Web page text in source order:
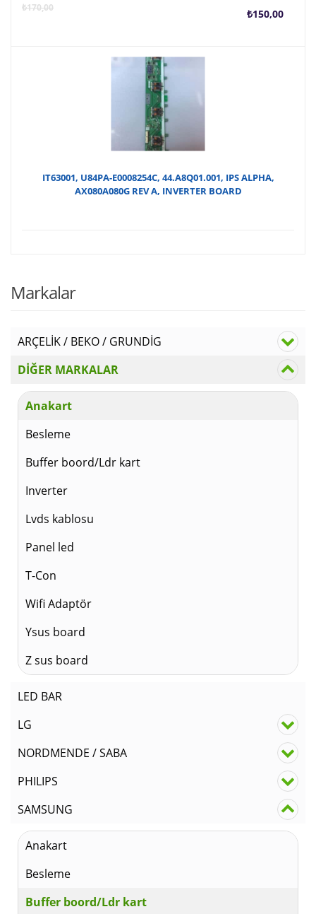
₺170,00 ₺150,00
IT63001, U84PA-E0008254C, 44.A8Q01.001, IPS ALPHA,
AX080A080G REV A, INVERTER BOARD
Markalar
ARÇELİK / BEKO / GRUNDİG
DİĞER MARKALAR
Anakart
Besleme
Buffer boord/Ldr kart
Inverter
Lvds kablosu
Panel led
T-Con
Wifi Adaptör
Ysus board
Z sus board
LED BAR
LG
NORDMENDE / SABA
PHILIPS
SAMSUNG
Anakart
Besleme
Buffer boord/Ldr kart